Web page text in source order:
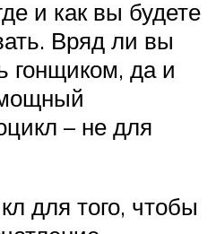
и как вы будете
Вряд ли вы
гонщиком, да и
– не для
для того, чтобы